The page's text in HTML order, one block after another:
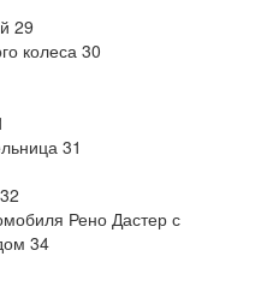
29
колеса 30
31
Рено Дастер с
34